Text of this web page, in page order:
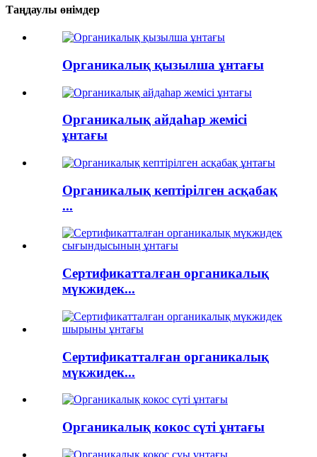
Таңдаулы өнімдер
Органикалық қызылша ұнтағы
Органикалық айдаһар жемісі
ұнтағы
Органикалық кептірілген асқабақ
...
Сертификатталған органикалық
мүкжидек...
Сертификатталған органикалық
мүкжидек...
Органикалық кокос сүті ұнтағы